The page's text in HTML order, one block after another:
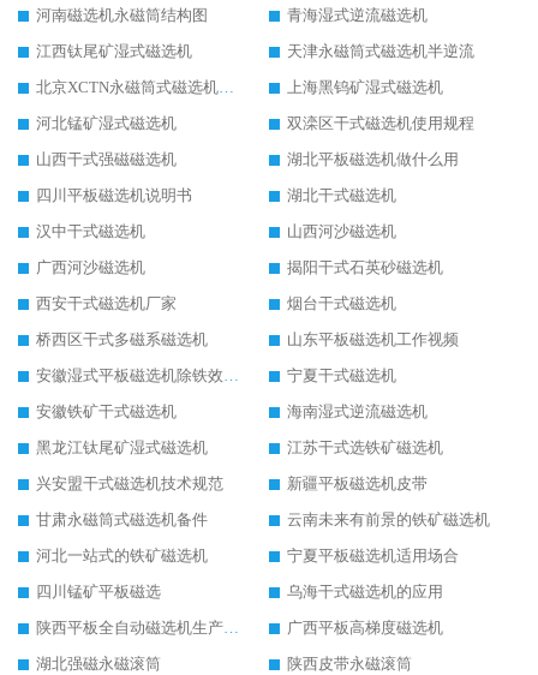
河南磁选机永磁筒结构图
青海湿式逆流磁选机
江西钛尾矿湿式磁选机
天津永磁筒式磁选机半逆流
北京XCTN永磁筒式磁选机磁块位置
上海黑钨矿湿式磁选机
河北锰矿湿式磁选机
双滦区干式磁选机使用规程
山西干式强磁磁选机
湖北平板磁选机做什么用
四川平板磁选机说明书
湖北干式磁选机
汉中干式磁选机
山西河沙磁选机
广西河沙磁选机
揭阳干式石英砂磁选机
西安干式磁选机厂家
烟台干式磁选机
桥西区干式多磁系磁选机
山东平板磁选机工作视频
安徽湿式平板磁选机除铁效果怎么样
宁夏干式磁选机
安徽铁矿干式磁选机
海南湿式逆流磁选机
黑龙江钛尾矿湿式磁选机
江苏干式选铁矿磁选机
兴安盟干式磁选机技术规范
新疆平板磁选机皮带
甘肃永磁筒式磁选机备件
云南未来有前景的铁矿磁选机
河北一站式的铁矿磁选机
宁夏平板磁选机适用场合
四川锰矿平板磁选
乌海干式磁选机的应用
陕西平板全自动磁选机生产厂家
广西平板高梯度磁选机
湖北强磁永磁滚筒
陕西皮带永磁滚筒